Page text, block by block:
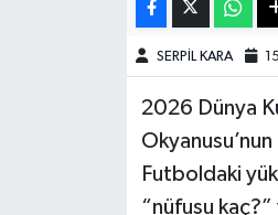
SERPİL KARA
2026 Dünya
Futboldaki
“nüfusu kaç?”
SürManşet
Teknoloji
KAHRAMANMARAŞ